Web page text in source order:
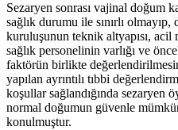
Sezaryen sonrası vajinal doğum
sağlık durumu ile sınırlı
kuruluşunun teknik altyapısı, acil
sağlık personelinin varlığı ve
faktörün birlikte
yapılan ayrıntılı tıbbi
koşullar sağlandığında sezaryen
normal doğumun güvenle
konulmuştur.